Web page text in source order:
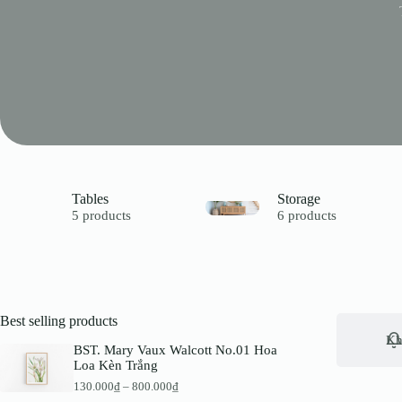
Tables
5 products
Storage
6 products
Best selling products
BST. Mary Vaux Walcott No.01 Hoa
Loa Kèn Trắng
130.000₫ – 800.000₫K